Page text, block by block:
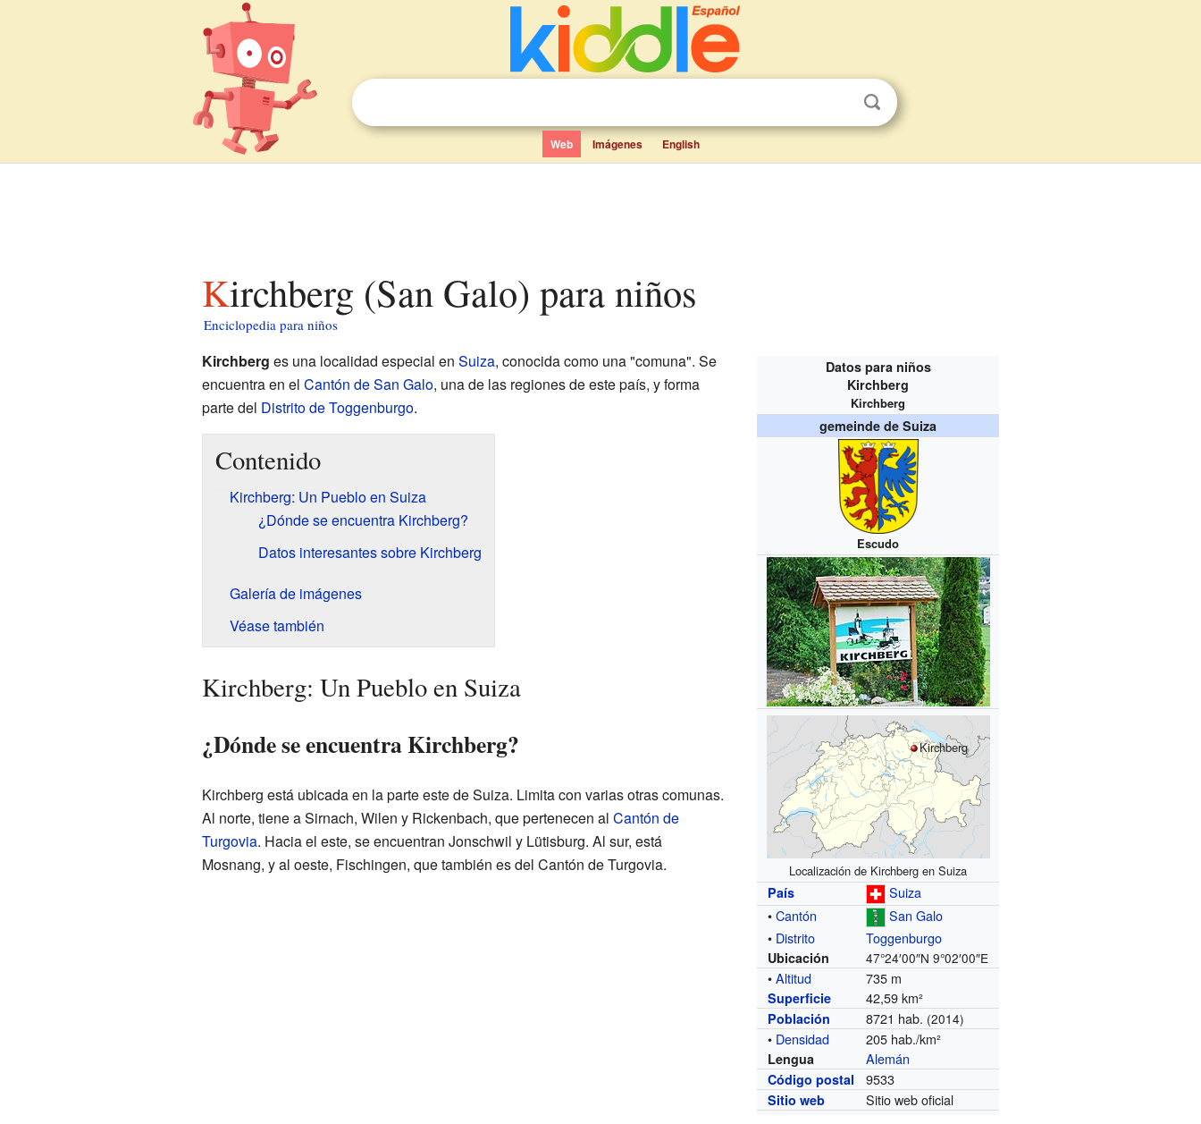
Web Imágenes English
Kirchberg (San Galo) para niños
Enciclopedia para niños
Datos para niños
Kirchberg
Kirchberg
gemeinde de Suiza
Escudo
Kirchberg
Localización de Kirchberg en Suiza
País
Suiza
•Cantón
San Galo
• Distrito Toggenburgo
Ubicación 47°24′00″N 9°02′00″E
•Altitud 735 m
Superficie 42,59 km²
Población 8721 hab. (2014)
• Densidad 205 hab./km²
Lengua Alemán
Código postal 9533
Sitio web Sitio web oficial
Kirchberg es una localidad especial en Suiza, conocida como una "comuna". Se
encuentra en el Cantón de San Galo, una de las regiones de este país, y forma
parte del Distrito de Toggenburgo.
Contenido
Kirchberg: Un Pueblo en Suiza
¿Dónde se encuentra Kirchberg?
Datos interesantes sobre Kirchberg
Galería de imágenes
Véase también
Kirchberg: Un Pueblo en Suiza
¿Dónde se encuentra Kirchberg?
Kirchberg está ubicada en la parte este de Suiza. Limita con varias otras comunas.
Al norte, tiene a Sirnach, Wilen y Rickenbach, que pertenecen al Cantón de
Turgovia. Hacia el este, se encuentran Jonschwil y Lütisburg. Al sur, está
Mosnang, y al oeste, Fischingen, que también es del Cantón de Turgovia.